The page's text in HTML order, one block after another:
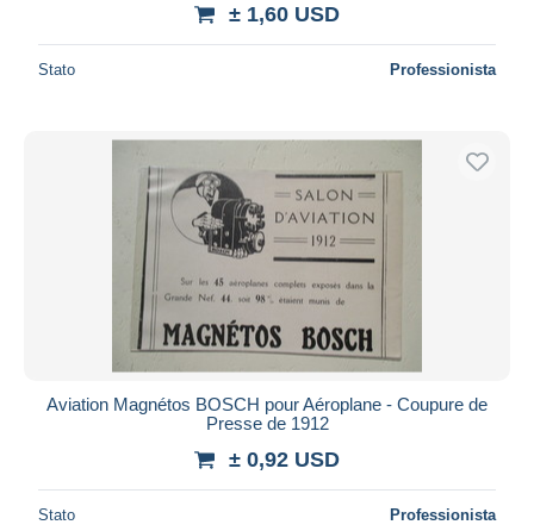
± 1,60 USD
Stato Professionista
Aviation Magnétos BOSCH pour Aéroplane - Coupure de
Presse de 1912
± 0,92 USD
Stato Professionista